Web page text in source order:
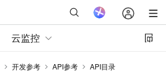
云监控
开发参考 API参考
API目录